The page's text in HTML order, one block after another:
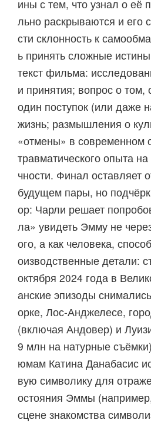
ины с тем, что узнал о
льно раскрываются и его
сти склонность к
ь принять сложные
текст фильма:
и принятия; вопрос о том,
один поступок (или даже
жизнь; размышления о
«отмены» в современном
травматического опыта
чности. Финал оставляет
будущем пары, но
ор: Чарли решает
ла» увидеть Эмму не
ого, а как человека,
оизводственные детали:
октября 2024 года в
анские эпизоды
орке, Лос‑Анджелесе,
(включая Андовер) и
9 млн на натурные
юмам Катина Данабасис
вую символику для
остояния Эммы
сцене знакомства